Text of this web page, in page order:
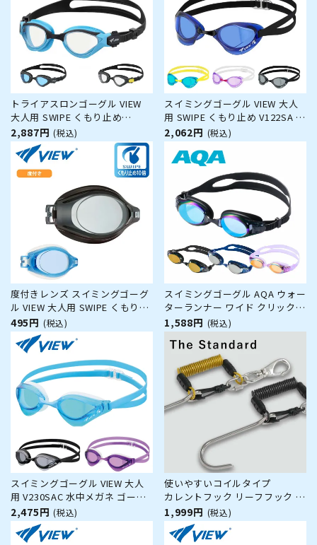
トライアスロンゴーグル VIEW
大人用 SWIPE くもり止め
V2000SA トライアスロン 水中メ
ガネ ゴーグル 水中眼鏡 スイミ
ング プール 競泳 水泳 ジム フィ
ットネス スイムゴーグル
2,887円 (税込)
スイミングゴーグル VIEW 大人
用 SWIPE くもり止め V122SA 水
中メガネ ゴーグル 水中眼鏡 ス
イミング プール 競泳 水泳 ジム
フィットネス スイムゴーグル
2,062円 (税込)
度付きレンズ スイミングゴーグ
ル VIEW 大人用 SWIPE くもり止
め VC581SA 水中メガネ ゴーグ
ル 水中眼鏡 スイミング プール
競泳 水泳 ジム フィットネス ス
イムゴーグル
495円 (税込)
スイミングゴーグル AQA ウォー
ターランナー ワイド クリックミ
ラー3 KM-1623 水中メガネ ゴー
グル 水中眼鏡 スイミング プー
ル 競泳 水泳 ジム フィットネス
スイムゴーグル
1,588円 (税込)
スイミングゴーグル VIEW 大人
用 V230SAC 水中メガネ ゴーグ
ル 水中眼鏡 スイミング プール
競泳 水泳 ジム フィットネス ス
イムゴーグル
2,475円 (税込)
使いやすいコイルタイプ
カレントフック リーフフック ワ
イヤーコイル 1.3m The
Standard
1,999円 (税込)